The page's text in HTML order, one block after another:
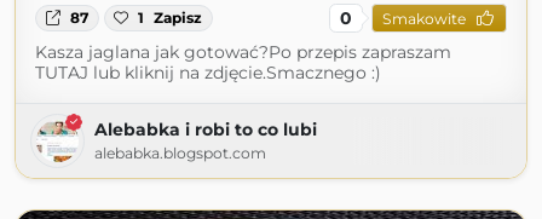
87 1 Zapisz 0 Smakowite
Kasza jaglana jak gotować?Po przepis zapraszam
TUTAJ lub kliknij na zdjęcie.Smacznego :)
Alebabka i robi to co lubi
alebabka.blogspot.com